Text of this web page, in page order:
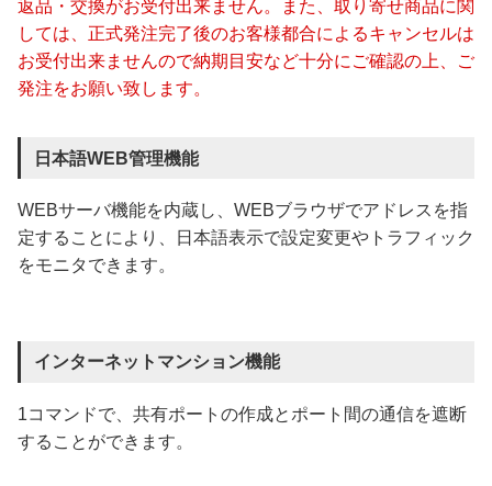
返品・交換がお受付出来ません。また、取り寄せ商品に関
しては、正式発注完了後のお客様都合によるキャンセルは
お受付出来ませんので納期目安など十分にご確認の上、ご
発注をお願い致します。
日本語WEB管理機能
WEBサーバ機能を内蔵し、WEBブラウザでアドレスを指
定することにより、日本語表示で設定変更やトラフィック
をモニタできます。
インターネットマンション機能
1コマンドで、共有ポートの作成とポート間の通信を遮断
することができます。